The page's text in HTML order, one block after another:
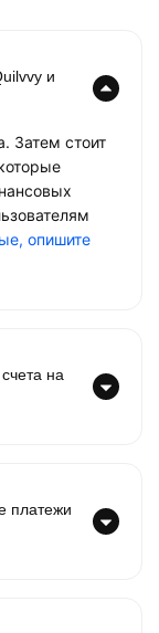
и
Затем стоит
опишите
на
платежи